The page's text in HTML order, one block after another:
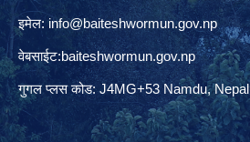
इमेल: info@baiteshwormun.gov.np
वेबसाईट:baiteshwormun.gov.np
गुगल प्लस कोड: J4MG+53 Namdu, Nepal